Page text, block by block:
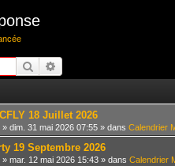
Rechercher
18 Juillet 2026
» dim. 31 mai 2026 07:55 » dans Calendrier
19 Septembre 2026
» mar. 12 mai 2026 15:43 » dans Calendrier